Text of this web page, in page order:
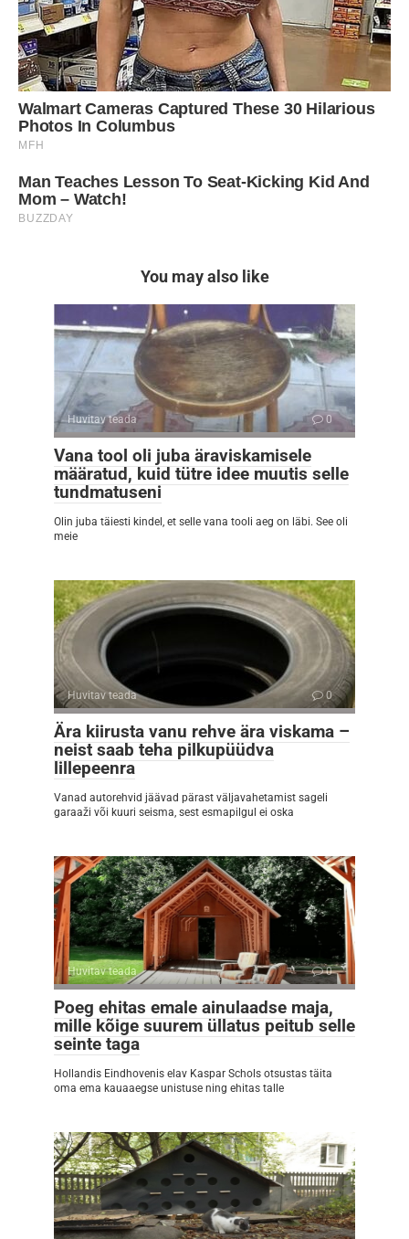
You may also like
Huvitav teada 0
Vana tool oli juba äraviskamisele
määratud, kuid tütre idee muutis selle
tundmatuseni
Olin juba täiesti kindel, et selle vana tooli aeg on läbi. See oli
meie
Huvitav teada 0
Ära kiirusta vanu rehve ära viskama –
neist saab teha pilkupüüdva
lillepeenra
Vanad autorehvid jäävad pärast väljavahetamist sageli
garaaži või kuuri seisma, sest esmapilgul ei oska
Huvitav teada 0
Poeg ehitas emale ainulaadse maja,
mille kõige suurem üllatus peitub selle
seinte taga
Hollandis Eindhovenis elav Kaspar Schols otsustas täita
oma ema kauaaegse unistuse ning ehitas talle